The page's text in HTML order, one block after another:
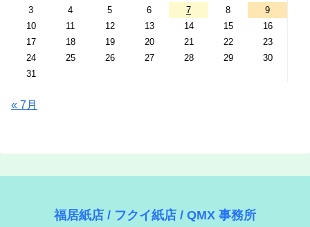
3
4 5 6 7 8
9
10
11 12 13 14 15
16
17
18 19 20 21 22
23
24
25 26 27 28 29
30
31
« 7月
福居紙店 / フクイ紙店 / QMX 事務所